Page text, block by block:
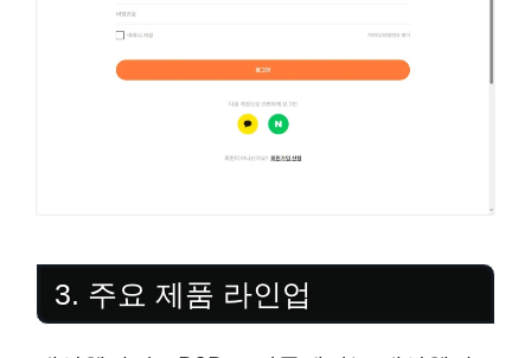
3. 주요 제품 라인업